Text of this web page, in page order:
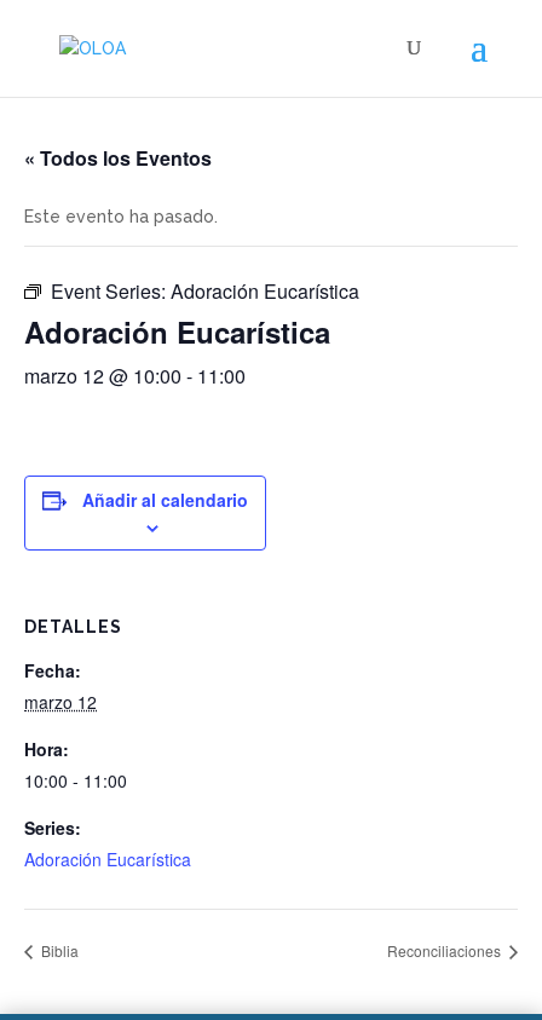
« Todos los Eventos
Este evento ha pasado.
Event Series: Adoración Eucarística
Adoración Eucarística
marzo 12 @ 10:00 - 11:00
Añadir al calendario
DETALLES
Fecha:
marzo 12
Hora:
10:00 - 11:00
Series:
Adoración Eucarística
Biblia Reconciliaciones